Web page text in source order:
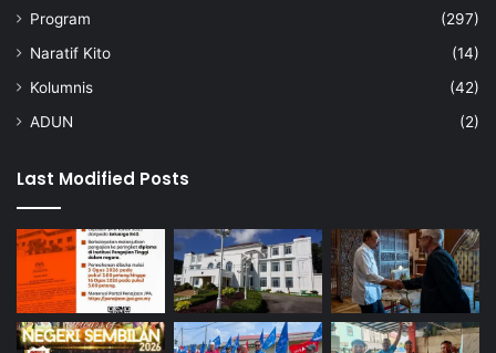
Program
(297)
Naratif Kito
(14)
Kolumnis
(42)
ADUN
(2)
Last Modified Posts